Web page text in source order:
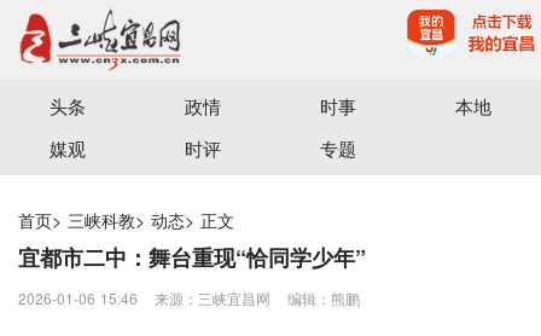
宜昌三峡融媒体中心主办
头条 政情 时事
本地
媒观
时评 专题
首页> 三峡科教> 动态> 正文
宜都市二中：舞台重现“恰同学少年”
2026-01-06 15:46 来源：三峡宜昌网 编辑：熊鹏